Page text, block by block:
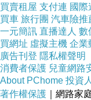
買賣租屋 支付連 國際
買車 旅行團 汽車險推
一元簡訊 直播達人 數
買網址 虛擬主機 企業
廣告刊登 隱私權聲明
消費者保護 兒童網路
About PChome 投資
著作權保護 ｜網路家